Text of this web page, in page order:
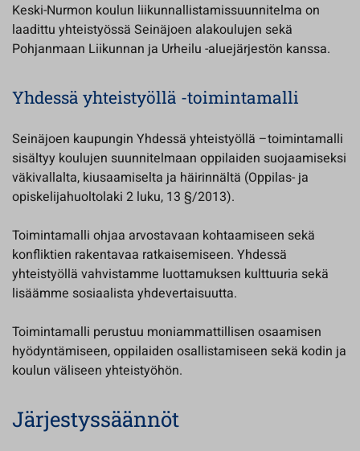
Keski-Nurmon koulun liikunnallistamissuunnitelma on
laadittu yhteistyössä Seinäjoen alakoulujen sekä
Pohjanmaan Liikunnan ja Urheilu -aluejärjestön kanssa.
Yhdessä yhteistyöllä -toimintamalli
Seinäjoen kaupungin Yhdessä yhteistyöllä –toimintamalli
sisältyy koulujen suunnitelmaan oppilaiden suojaamiseksi
väkivallalta, kiusaamiselta ja häirinnältä (Oppilas- ja
opiskelijahuoltolaki 2 luku, 13 §/2013).
Toimintamalli ohjaa arvostavaan kohtaamiseen sekä
konfliktien rakentavaa ratkaisemiseen. Yhdessä
yhteistyöllä vahvistamme luottamuksen kulttuuria sekä
lisäämme sosiaalista yhdevertaisuutta.
Toimintamalli perustuu moniammattillisen osaamisen
hyödyntämiseen, oppilaiden osallistamiseen sekä kodin ja
koulun väliseen yhteistyöhön.
Järjestyssäännöt